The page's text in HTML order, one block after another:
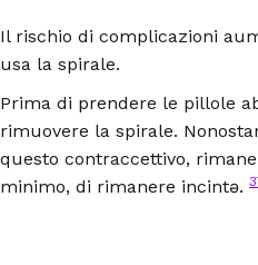
Il rischio di complicazioni
usa la spirale.
Prima di prendere le pillole
rimuovere la spirale.
questo contraccettivo,
minimo, di rimanere incintə.